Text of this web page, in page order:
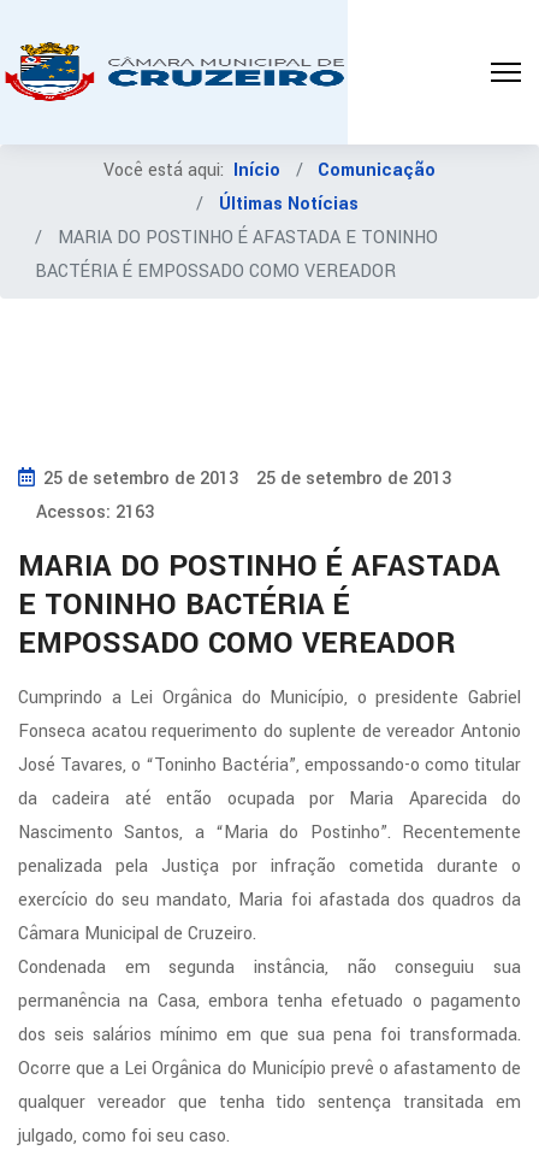
Você está aqui: Início
Comunicação
Últimas Notícias
MARIA DO POSTINHO É AFASTADA E TONINHO
BACTÉRIA É EMPOSSADO COMO VEREADOR
25 de setembro de 2013
25 de setembro de 2013
Acessos: 2163
MARIA DO POSTINHO É AFASTADA
E TONINHO BACTÉRIA É
EMPOSSADO COMO VEREADOR
Cumprindo a Lei Orgânica do Município, o presidente Gabriel
Fonseca acatou requerimento do suplente de vereador Antonio
José Tavares, o “Toninho Bactéria”, empossando-o como titular
da cadeira até então ocupada por Maria Aparecida do
Nascimento Santos, a “Maria do Postinho”. Recentemente
penalizada pela Justiça por infração cometida durante o
exercício do seu mandato, Maria foi afastada dos quadros da
Câmara Municipal de Cruzeiro.
Condenada em segunda instância, não conseguiu sua
permanência na Casa, embora tenha efetuado o pagamento
dos seis salários mínimo em que sua pena foi transformada.
Ocorre que a Lei Orgânica do Município prevê o afastamento de
qualquer vereador que tenha tido sentença transitada em
julgado, como foi seu caso.